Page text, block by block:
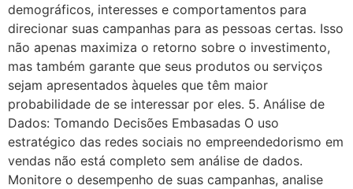
demográficos, interesses e comportamentos para
direcionar suas campanhas para as pessoas certas. Isso
não apenas maximiza o retorno sobre o investimento,
mas também garante que seus produtos ou serviços
sejam apresentados àqueles que têm maior
probabilidade de se interessar por eles. 5. Análise de
Dados: Tomando Decisões Embasadas O uso
estratégico das redes sociais no empreendedorismo em
vendas não está completo sem análise de dados.
Monitore o desempenho de suas campanhas, analise